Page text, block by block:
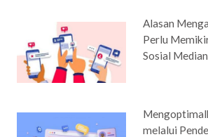
Alasan
Perlu
Sosial
melalui